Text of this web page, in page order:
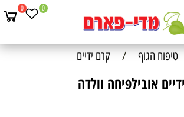
0 0
טיפוח הגוף / קרם ידיים